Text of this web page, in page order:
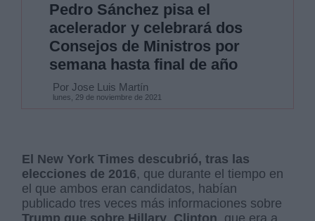
Pedro Sánchez pisa el
acelerador y celebrará dos
Consejos de Ministros por
semana hasta final de año
Por Jose Luis Martín
lunes, 29 de noviembre de 2021
El New York Times descubrió, tras las
elecciones de 2016, que durante el tiempo en
el que ambos eran candidatos, habían
publicado tres veces más informaciones sobre